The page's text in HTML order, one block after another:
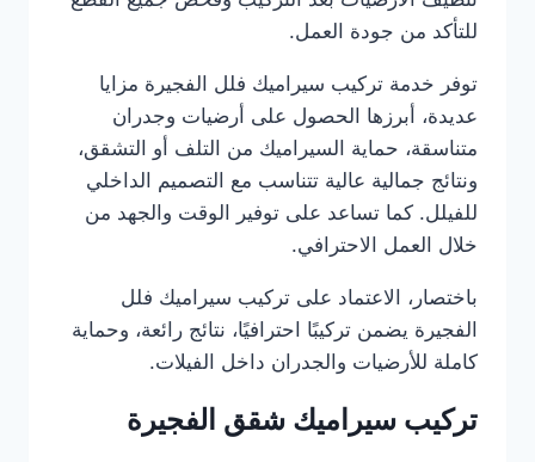
للتأكد من جودة العمل.
توفر خدمة تركيب سيراميك فلل الفجيرة مزايا
عديدة، أبرزها الحصول على أرضيات وجدران
متناسقة، حماية السيراميك من التلف أو التشقق،
ونتائج جمالية عالية تتناسب مع التصميم الداخلي
للفيلل. كما تساعد على توفير الوقت والجهد من
خلال العمل الاحترافي.
باختصار، الاعتماد على تركيب سيراميك فلل
الفجيرة يضمن تركيبًا احترافيًا، نتائج رائعة، وحماية
كاملة للأرضيات والجدران داخل الفيلات.
تركيب سيراميك شقق الفجيرة